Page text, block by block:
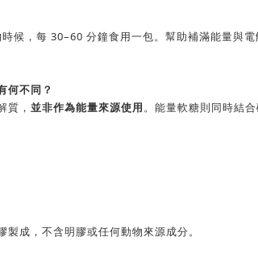
候，每 30–60 分鐘食用一包。幫助補滿能量與
何不同？
質， 並非作為能量來源使用。能量軟糖則同時結
成，不含明膠或任何動物來源成分。